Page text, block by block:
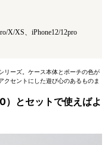
X/XS、iPhone12/12pro
リーズ。ケース本体とポーチの色が
クセントにした遊び心のあるものま
とセットで使えばよ